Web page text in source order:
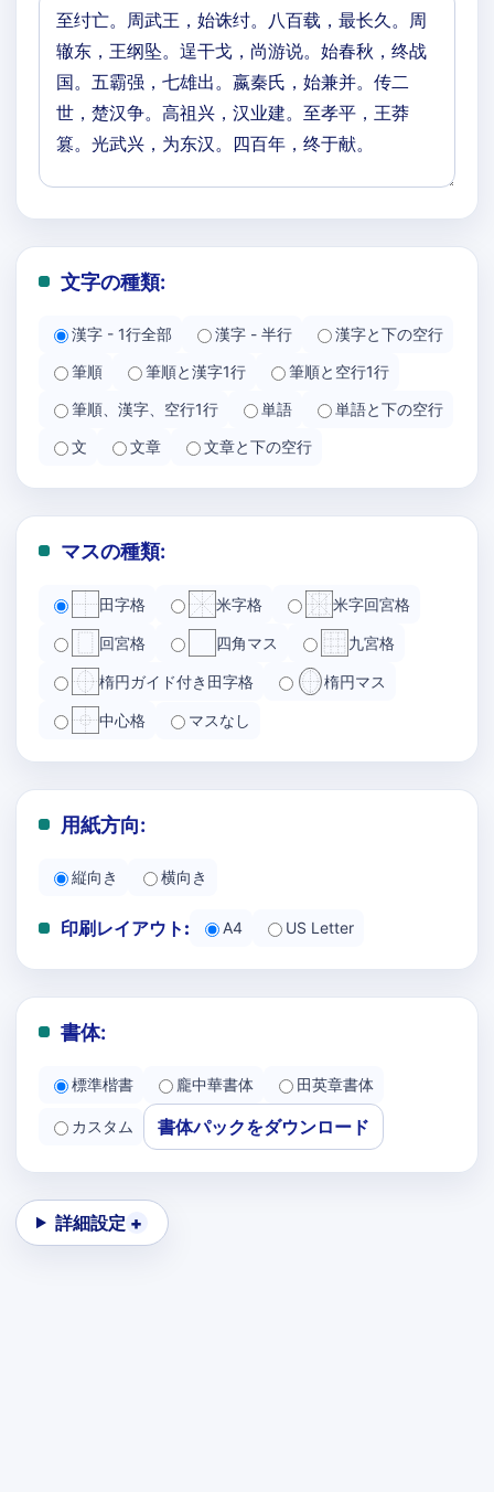
文字の種類:
漢字 - 1行全部 漢字 - 半行
漢字と下の空行
筆順
筆順と漢字1行
筆順と空行1行
筆順、漢字、空行1行
単語
単語と下の空行
文
文章 文章と下の空行
マスの種類:
田字格 米字格 米字回宮格
回宮格 四角マス 九宮格
楕円ガイド付き田字格 楕円マス
中心格 マスなし
用紙方向:
縦向き 横向き
印刷レイアウト: A4 US Letter
書体:
標準楷書 龐中華書体 田英章書体
カスタム 書体パックをダウンロード
詳細設定